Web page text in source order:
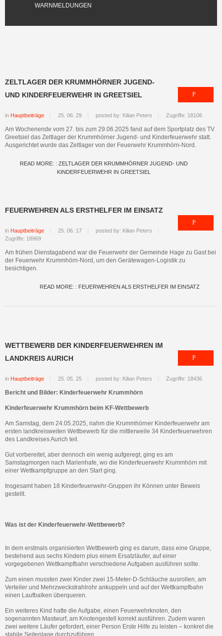
WARNMELDUNGEN
ZELTLAGER DER KRUMMHÖRNER JUGEND-
UND KINDERFEUERWEHR IN GREETSIEL
in Hauptbeiträge 25. 06. 29 posted by: Kilian Peters Zugriffe: 18106
Am Wochenende vom 27. bis zum 29.06.2025 fand auf dem Sportplatz des TV
Greetsiel das Zeltlager der Krummhörner Jugend- und Kinderfeuerwehr statt.
Ausgerichtet wurde das Zeltlager von der Feuerwehr Krummhörn-Nord.
READ MORE: : ZELTLAGER DER KRUMMHÖRNER JUGEND- UND
KINDERFEUERWEHR IN GREETSIEL
FEUERWEHREN ALS ERSTHELFER IM EINSATZ
in Hauptbeiträge 25. 06. 17
posted by: Kilian Peters
Zugriffe: 18969
Am frühen Dienstagabend war die Feuerwehr der Gemeinde Hage zu Gast bei
der Feuerwehr Krummhörn-Nord, um den Gerätewagen-Logistik zu
besichtigen.
READ MORE: : FEUERWEHREN ALS ERSTHELFER IM EINSATZ
WETTBEWERB DER KINDERFEUERWEHREN IM
LANDKREIS AURICH
in Hauptbeiträge 25. 05. 25 posted by: Kilian Peters Zugriffe: 18436
Bericht und Bilder: Kinderfeuerwehr Krummhörn
Kinderfeuerwehr Krummhörn beim KF-Wettbewerb
Am Samstag, dem 24.05.2025, nahm die Krummhörner Kinderfeuerwehr am
ersten landkreisweiten Wettbewerb für die mittlerweile 34 Kinderfeuerwehren
des Landkreises Aurich teil.
Gut vorbereitet, aber dennoch ein wenig aufgeregt, ging es am
Samstagmorgen nach Marienhafe, wo die Kinderfeuerwehr Krummhörn mit
einer Wettkampfgruppe an den Start ging.
Insgesamt haben 18 Kinderfeuerwehr-Gruppen ihr Können unter Beweis
gestellt.
Was ist der Kinderfeuerwehr-Wettbewerb?
In dem erstmals organisierten Wettbewerb ging es darum, dass eine Gruppe,
bestehend aus sechs Kindern plus einem Ersatzläufer, auf einer
vorgegebenen Wettkampfbahn verschiedene Aufgaben ausführen sollte.
Zum einen mussten zwei Kinder zwei 15-Meter-D-Schläuche ausrollen, am
Verteiler und Mehrzweckstrahlrohr ankuppeln und auf der Wettkampfbahn
einen Laufbalken überqueren.
Ein weiteres Kind hatte die Aufgabe, einen Feuerwehrknoten, den
sogenannten Mastwurf, am Knotengestell korrekt ausführen. Zudem waren
zwei weitere Läufer gefordert, einer Person Erste Hilfe zu leisten – konkret die
stabile Seitenlage durchzuführen.